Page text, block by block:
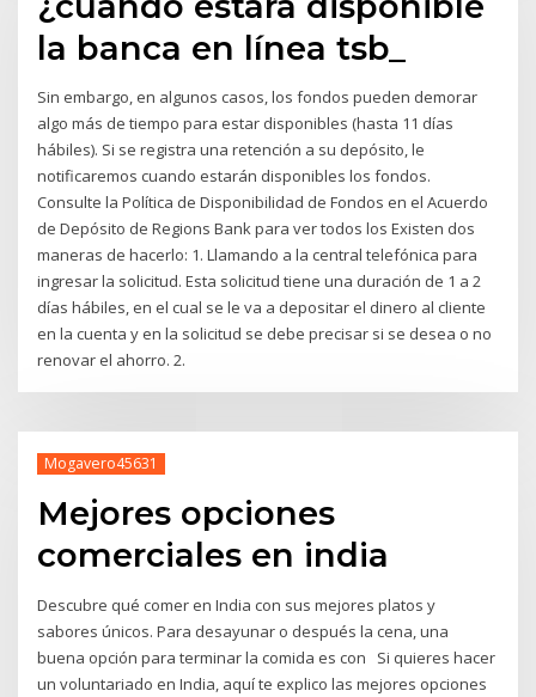
la banca en línea tsb_
Sin embargo, en algunos casos, los fondos pueden demorar
algo más de tiempo para estar disponibles (hasta 11 días
hábiles). Si se registra una retención a su depósito, le
notificaremos cuando estarán disponibles los fondos.
Consulte la Política de Disponibilidad de Fondos en el Acuerdo
de Depósito de Regions Bank para ver todos los Existen dos
maneras de hacerlo: 1. Llamando a la central telefónica para
ingresar la solicitud. Esta solicitud tiene una duración de 1 a 2
días hábiles, en el cual se le va a depositar el dinero al cliente
en la cuenta y en la solicitud se debe precisar si se desea o no
renovar el ahorro. 2.
Mogavero45631
Mejores opciones
comerciales en india
Descubre qué comer en India con sus mejores platos y
sabores únicos. Para desayunar o después la cena, una
buena opción para terminar la comida es con Si quieres hacer
un voluntariado en India, aquí te explico las mejores opciones